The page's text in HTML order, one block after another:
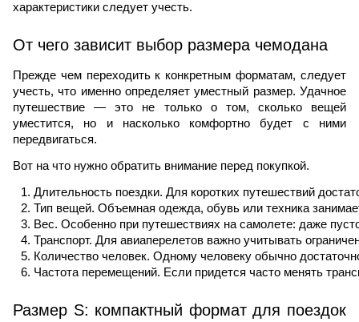
характеристики следует учесть.
От чего зависит выбор размера чемодана
Прежде чем переходить к конкретным форматам, следует
учесть, что именно определяет уместный размер. Удачное
путешествие — это не только о том, сколько вещей
уместится, но и насколько комфортно будет с ними
передвигаться.
Вот на что нужно обратить внимание перед покупкой.
Длительность поездки. Для коротких путешествий
Тип вещей. Объемная одежда, обувь или техника
Вес. Особенно при путешествиях на самолете: даже
Транспорт. Для авиаперелетов важно учитывать
Количество человек. Одному человеку обычно
Частота перемещений. Если придется часто менять
Размер S: компактный формат для поездок